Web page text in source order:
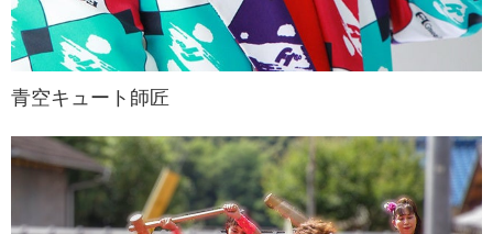
青空キュート師匠